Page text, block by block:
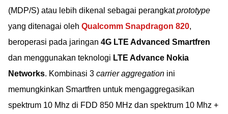
(MDP/S) atau lebih dikenal sebagai perangkatprototype
yang ditenagai oleh Qualcomm Snapdragon 820,
beroperasi pada jaringan 4G LTE Advanced Smartfren
dan menggunakan teknologi LTE Advance Nokia
Networks. Kombinasi 3 carrier aggregation ini
memungkinkan Smartfren untuk mengaggregasikan
spektrum 10 Mhz di FDD 850 MHz dan spektrum 10 Mhz +